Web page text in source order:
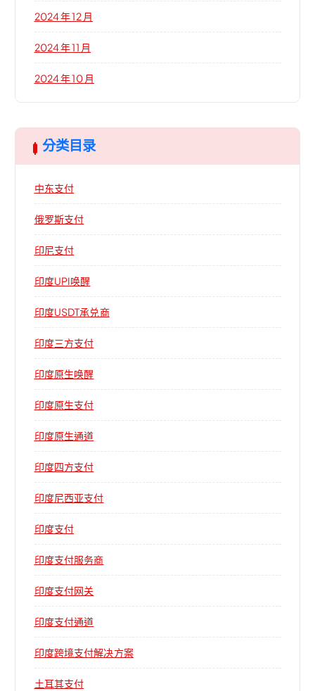
2024 年 12 月
2024 年 11 月
2024 年 10 月
分类目录
中东支付
俄罗斯支付
印尼支付
印度UPI唤醒
印度USDT承兑商
印度三方支付
印度原生唤醒
印度原生支付
印度原生通道
印度四方支付
印度尼西亚支付
印度支付
印度支付服务商
印度支付网关
印度支付通道
印度跨境支付解决方案
土耳其支付